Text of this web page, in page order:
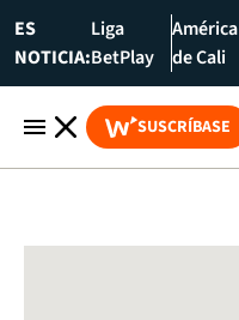
ES
NOTICIA:
Liga
BetPlay
América
de Cali
SUSCRÍBASE